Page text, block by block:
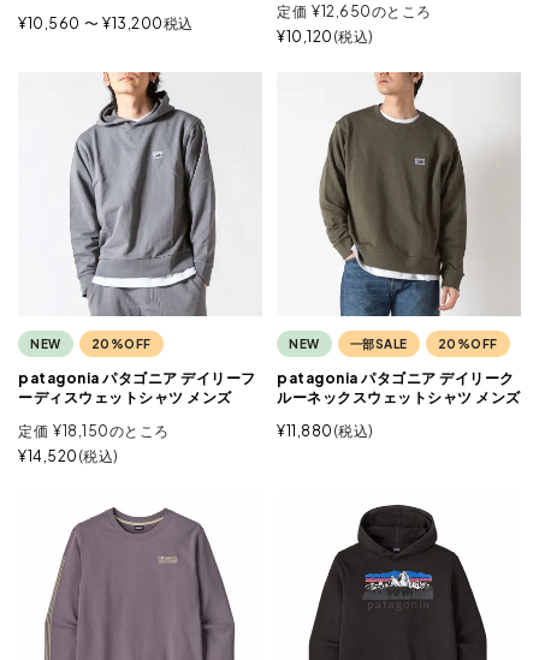
¥10,560 〜 ¥13,200税込
定価 ¥12,650のところ
¥10,120 税込
NEW 20%OFF
patagonia パタゴニア デイリーフ
ーディスウェットシャツ メンズ
定価 ¥18,150のところ
¥14,520 税込
NEW 一部SALE 20%OFF
patagonia パタゴニア デイリーク
ルーネックスウェットシャツ メンズ
¥11,880 税込